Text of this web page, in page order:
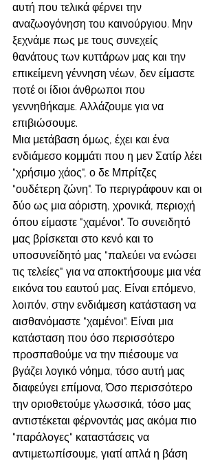
αυτή που τελικά φέρνει την
αναζωογόνηση του καινούργιου. Μην
ξεχνάμε πως με τους συνεχείς
θανάτους των κυττάρων μας και την
επικείμενη γέννηση νέων, δεν είμαστε
ποτέ οι ίδιοι άνθρωποι που
γεννηθήκαμε. Αλλάζουμε για να
επιβιώσουμε.
Μια μετάβαση όμως, έχει και ένα
ενδιάμεσο κομμάτι που η μεν Σατίρ λέει
"χρήσιμο χάος", ο δε Μπρίτζες
"ουδέτερη ζώνη". Το περιγράφουν και οι
δύο ως μια αόριστη, χρονικά, περιοχή
όπου είμαστε "χαμένοι". Το συνειδητό
μας βρίσκεται στο κενό και το
υποσυνείδητό μας "παλεύει να ενώσει
τις τελείες" για να αποκτήσουμε μια νέα
εικόνα του εαυτού μας. Είναι επόμενο,
λοιπόν, στην ενδιάμεση κατάσταση να
αισθανόμαστε "χαμένοι". Είναι μια
κατάσταση που όσο περισσότερο
προσπαθούμε να την πιέσουμε να
βγάζει λογικό νόημα, τόσο αυτή μας
διαφεύγει επίμονα, Όσο περισσότερο
την οριοθετούμε γλωσσικά, τόσο μας
αντιστέκεται φέρνοντάς μας ακόμα πιο
"παράλογες" καταστάσεις να
αντιμετωπίσουμε, γιατί απλά η βάση